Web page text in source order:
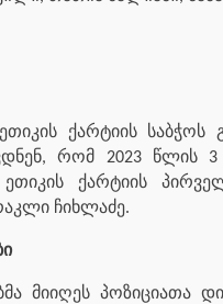
ქარტიის
რომ 2023 წლის 3
ქარტიის
ჩიხლაძე.
მიიღეს პოზიციათა